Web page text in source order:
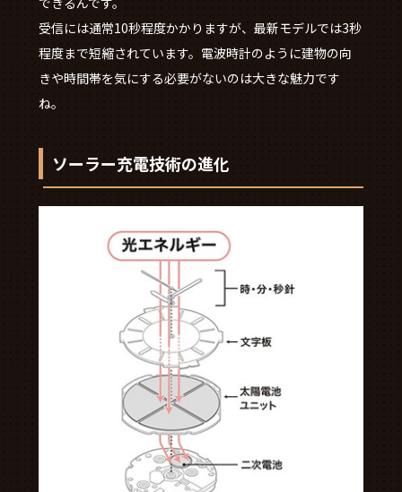
受信には通常10秒程度かかりますが、最新モデルでは3秒
程度まで短縮されています。電波時計のように建物の向
きや時間帯を気にする必要がないのは大きな魅力です
ね。
ソーラー充電技術の進化